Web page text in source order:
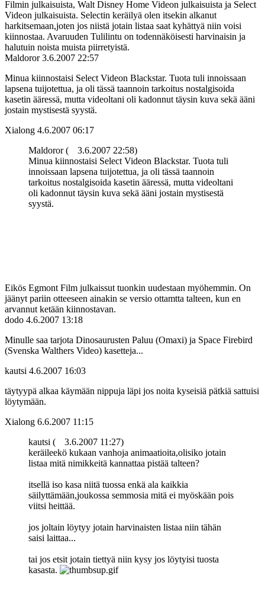
Filmin julkaisuista, Walt Disney Home Videon julkaisuista ja Select
Videon julkaisuista. Selectin keräilyä olen itsekin alkanut
harkitsemaan,joten jos niistä jotain listaa saat kyhättyä niin voisi
kiinnostaa. Avaruuden Tulilintu on todennäköisesti harvinaisin ja
halutuin noista muista piirretyistä.
Maldoror 3.6.2007 22:57
Minua kiinnostaisi Select Videon Blackstar. Tuota tuli innoissaan
lapsena tuijotettua, ja oli tässä taannoin tarkoitus nostalgisoida
kasetin ääressä, mutta videoltani oli kadonnut täysin kuva sekä ääni
jostain mystisestä syystä.
Xialong 4.6.2007 06:17
Maldoror (
3.6.2007 22:58)
Minua kiinnostaisi Select Videon Blackstar. Tuota tuli
innoissaan lapsena tuijotettua, ja oli tässä taannoin
tarkoitus nostalgisoida kasetin ääressä, mutta videoltani
oli kadonnut täysin kuva sekä ääni jostain mystisestä
syystä.
Eikös Egmont Film julkaissut tuonkin uudestaan myöhemmin. On
jäänyt pariin otteeseen ainakin se versio ottamtta talteen, kun en
arvannut ketään kiinnostavan.
dodo 4.6.2007 13:18
Minulle saa tarjota Dinosaurusten Paluu (Omaxi) ja Space Firebird
(Svenska Walthers Video) kasetteja...
kautsi 4.6.2007 16:03
täytyypä alkaa käymään nippuja läpi jos noita kyseisiä pätkiä sattuisi
löytymään.
Xialong 6.6.2007 11:15
kautsi (
3.6.2007 11:27)
keräileekö kukaan vanhoja animaatioita,olisiko jotain
listaa mitä nimikkeitä kannattaa pistää talteen?
itsellä iso kasa niitä tuossa enkä ala kaikkia
säilyttämään,joukossa semmosia mitä ei myöskään pois
viitsi heittää.
jos joltain löytyy jotain harvinaisten listaa niin tähän
saisi laittaa...
tai jos etsit jotain tiettyä niin kysy jos löytyisi tuosta
kasasta.